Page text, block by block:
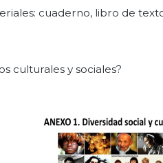
cuaderno, libro de
culturales y sociales?